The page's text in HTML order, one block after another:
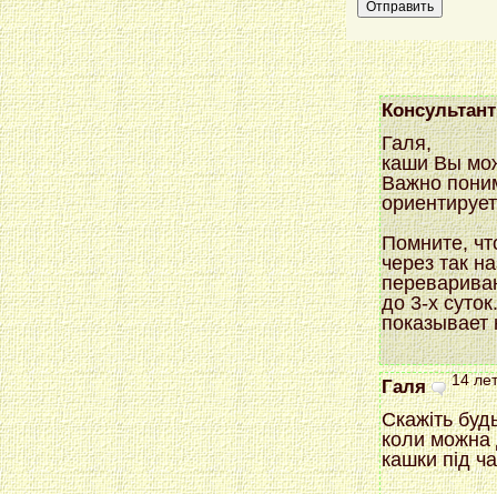
Галя,
каши Вы
Важно
Помните,
через так
до 3-х
показывает
Галя 14
Cкажіть
коли можна
кашки під